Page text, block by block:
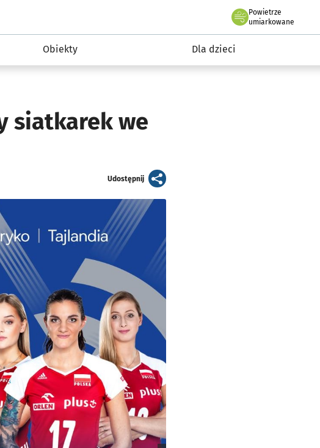
Sport i rekreacja
Powietrze
we Wrocławiu
umiarkowane
Obiekty Dla dzieci
siatkarek we
Udostępnijartykuł